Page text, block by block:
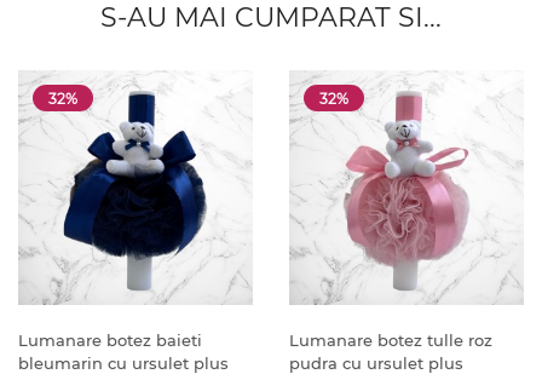
S-AU MAI CUMPARAT SI...
32%
Lumanare botez baieti
bleumarin cu ursulet plus
32%
Lumanare botez tulle roz
pudra cu ursulet plus